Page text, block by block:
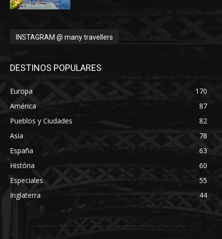
INSTAGRAM @ many travellers
DESTINOS POPULARES
Europa
170
América
87
Pueblos y Ciudades
82
Asia
78
España
63
História
60
Especiales
55
Inglaterra
44